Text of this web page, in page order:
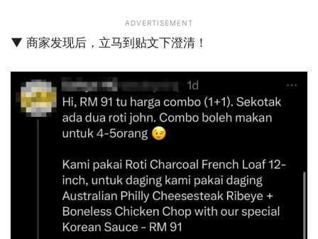
ADVERTISEMENT
▼ 商家发现后，立马到贴文下澄清！